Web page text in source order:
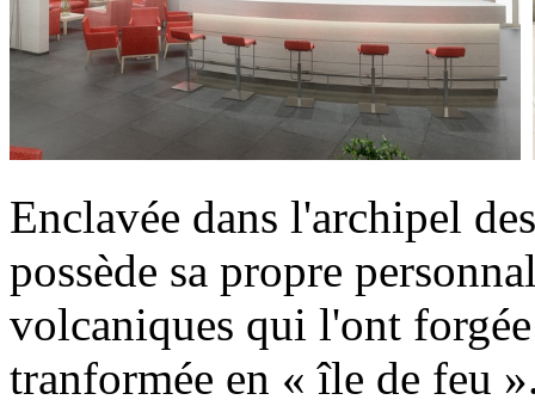
Enclavée dans l'archipel
possède sa propre
volcaniques qui l'ont
tranformée en « île de feu